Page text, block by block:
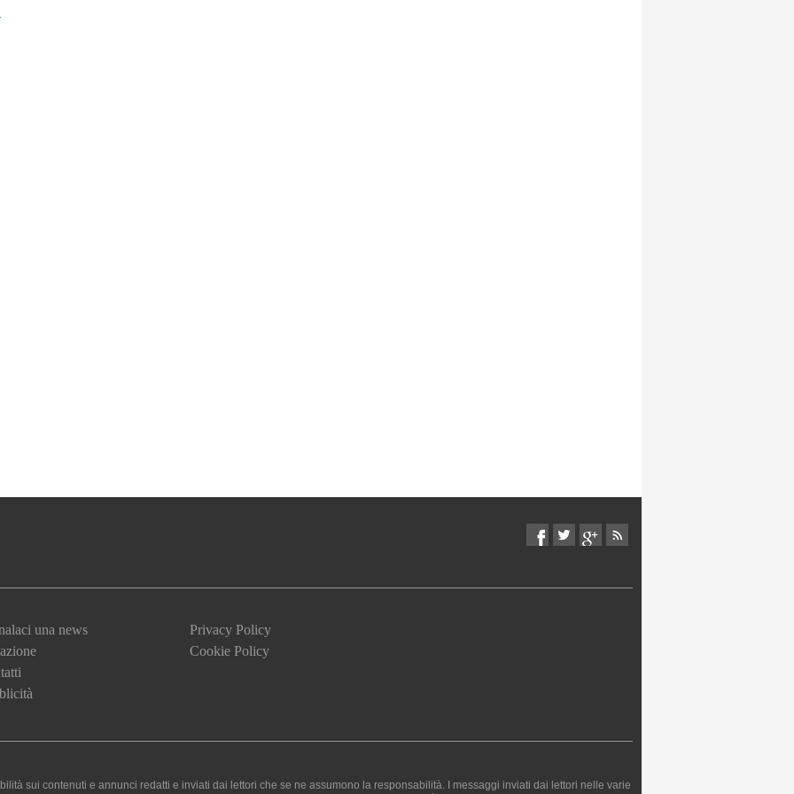
una news
Privacy Policy
Cookie Policy
sui contenuti e annunci redatti e inviati dai lettori che se ne assumono la responsabilità. I messaggi inviati dai lettori nelle varie